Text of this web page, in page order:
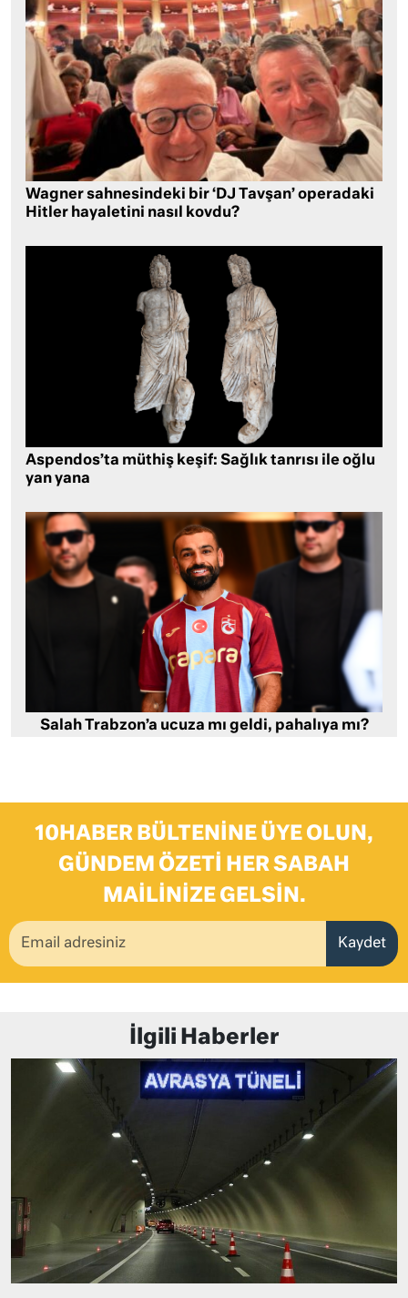
Wagner sahnesindeki bir ‘DJ Tavşan’ operadaki
Hitler hayaletini nasıl kovdu?
Aspendos’ta müthiş keşif: Sağlık tanrısı ile oğlu
yan yana
Salah Trabzon’a ucuza mı geldi, pahalıya mı?
10HABER BÜLTENINE ÜYE OLUN,
GÜNDEM ÖZETI HER SABAH
MAILINIZE GELSIN.
Kaydet
İlgili Haberler